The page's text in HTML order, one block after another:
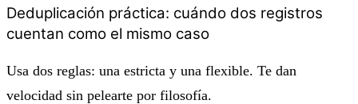
Deduplicación práctica: cuándo dos registros
cuentan como el mismo caso
Usa dos reglas: una estricta y una flexible. Te dan
velocidad sin pelearte por filosofía.